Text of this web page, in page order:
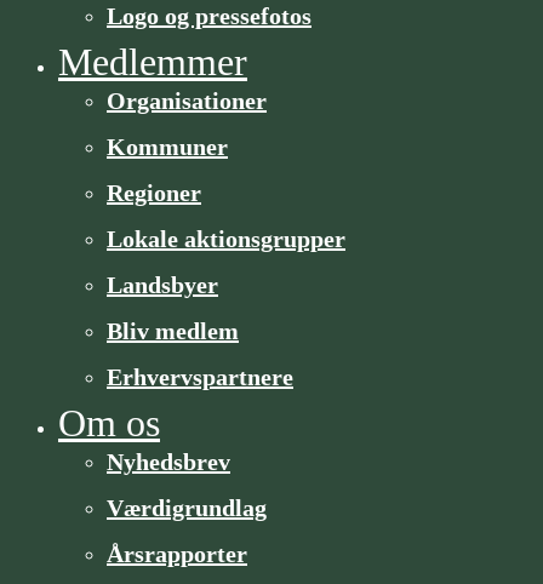
Logo og pressefotos
Medlemmer
Organisa­­tioner
Kommuner
Regioner
Lokale aktionsgrupper
Landsbyer
Bliv medlem
Erhvervspartnere
Om os
Nyhedsbrev
Værdigrundlag
Årsrapporter